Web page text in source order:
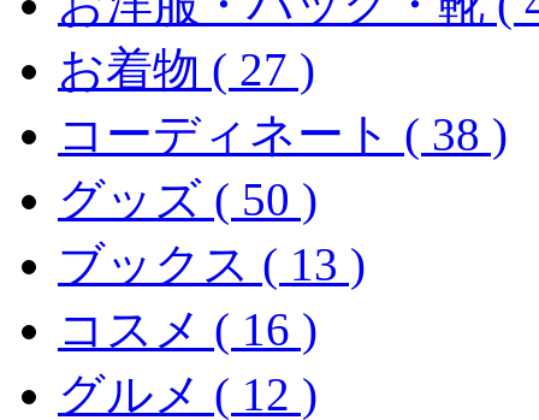
お着物 ( 27 )
コーディネート ( 38 )
グッズ ( 50 )
ブックス ( 13 )
コスメ ( 16 )
グルメ ( 12 )